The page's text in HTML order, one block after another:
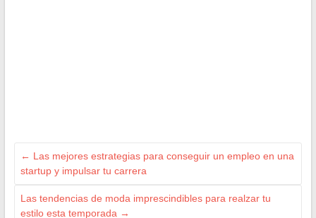
← Las mejores estrategias para conseguir un empleo en una
startup y impulsar tu carrera
Las tendencias de moda imprescindibles para realzar tu
estilo esta temporada →